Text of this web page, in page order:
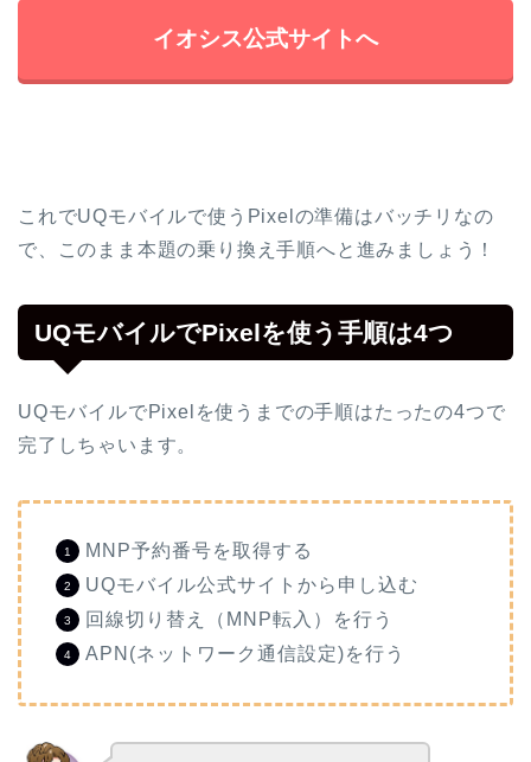
イオシス公式サイトへ
これでUQモバイルで使うPixelの準備はバッチリなの
で、このまま本題の乗り換え手順へと進みましょう！
UQモバイルでPixelを使う手順は4つ
UQモバイルでPixelを使うまでの手順はたったの4つで
完了しちゃいます。
MNP予約番号を取得する
UQモバイル公式サイトから申し込む
回線切り替え（MNP転入）を行う
APN(ネットワーク通信設定)を行う